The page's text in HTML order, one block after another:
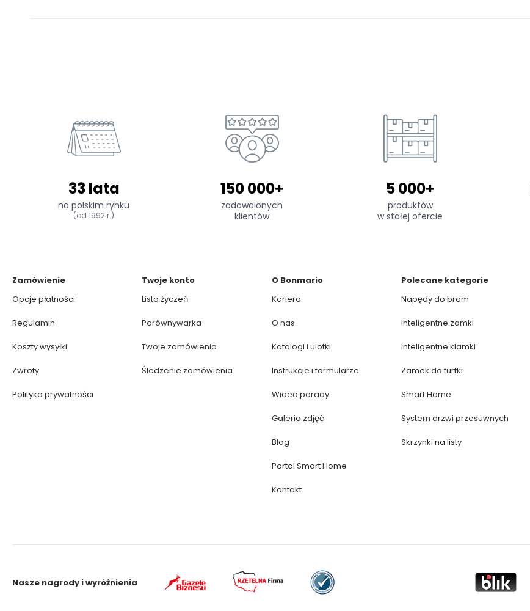
33 lata
na polskim rynku
(od 1992 r.)
150 000+
zadowolonych
klientów
5 000+
produktów
w stałej ofercie
Zamówienie
Opcje płatności
Regulamin
Koszty wysyłki
Zwroty
Polityka prywatności
Twoje konto
Lista życzeń
Porównywarka
Twoje zamówienia
Śledzenie zamówienia
O Bonmario
Kariera
O nas
Katalogi i ulotki
Instrukcje i formularze
Wideo porady
Galeria zdjęć
Blog
Portal Smart Home
Kontakt
Polecane kategorie
Napędy do bram
Inteligentne zamki
Inteligentne klamki
Zamek do furtki
Smart Home
System drzwi przesuwnych
Skrzynki na listy
Nasze nagrody i wyróżnienia